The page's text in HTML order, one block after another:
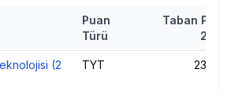
Puan
Türü
Taban Puan
2025
(2
TYT 237,44